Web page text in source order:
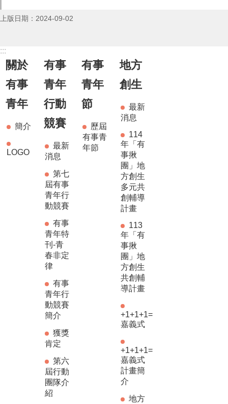
上版日期：2024-09-02
:::
關於
有事
青年
簡介
LOGO
有事
青年
行動
競賽
最新
消息
第七
屆有事
青年行
動競賽
有事
青年特
刊-青
春非定
律
有事
青年行
動競賽
簡介
獲獎
肯定
第六
屆行動
團隊介
紹
有事
青年
節
歷屆
有事青
年節
地方
創生
最新
消息
114
年「有
事揪
團」地
方創生
多元共
創輔導
計畫
113
年「有
事揪
團」地
方創生
共創輔
導計畫
+1+1+1=
嘉義式
+1+1+1=
嘉義式
計畫簡
介
地方